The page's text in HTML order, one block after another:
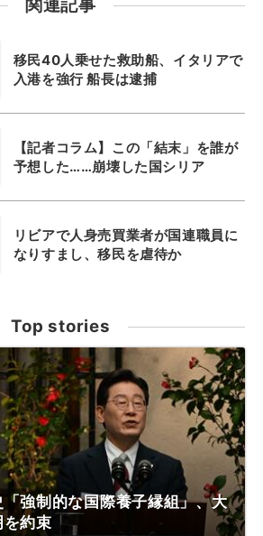
関連記事
移民40人乗せた救助船、イタリアで
入港を強行 船長は逮捕
【記者コラム】この「結末」を誰が
予想した……崩壊した国シリア
リビアで人身売買業者が国連職員に
なりすまし、移民を虐待か
Top stories
強制的な国際養子縁組」、大
約束